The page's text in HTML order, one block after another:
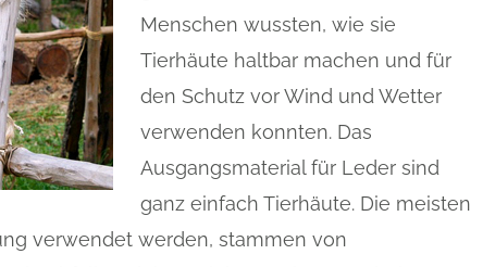
Menschen wussten, wie sie
Tierhäute haltbar machen und für
den Schutz vor Wind und Wetter
verwenden konnten. Das
Ausgangsmaterial für Leder sind
ganz einfach Tierhäute. Die meisten
verwendet werden, stammen von